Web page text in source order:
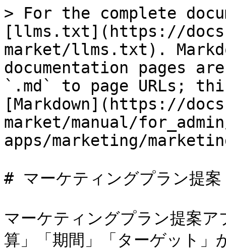
> For the complete
[llms.txt](https://
market/llms.txt).
documentation pages
`.md` to page URLs;
[Markdown](https://
market/manual/
apps/marketing/
# マーケティングプラン提案
マーケティングプラン提案
算」「期間」「ターゲット